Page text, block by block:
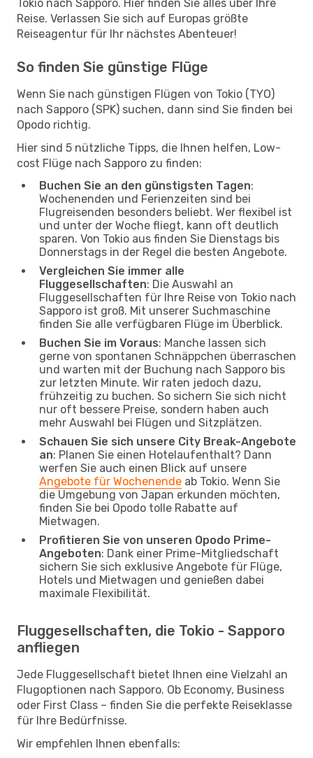
Tokio nach Sapporo. Hier finden Sie alles über Ihre
Reise. Verlassen Sie sich auf Europas größte
Reiseagentur für Ihr nächstes Abenteuer!
So finden Sie günstige Flüge
Wenn Sie nach günstigen Flügen von Tokio (TYO)
nach Sapporo (SPK) suchen, dann sind Sie finden bei
Opodo richtig.
Hier sind 5 nützliche Tipps, die Ihnen helfen, Low-
cost Flüge nach Sapporo zu finden:
Buchen Sie an den günstigsten Tagen:
Wochenenden und Ferienzeiten sind bei
Flugreisenden besonders beliebt. Wer flexibel ist
und unter der Woche fliegt, kann oft deutlich
sparen. Von Tokio aus finden Sie Dienstags bis
Donnerstags in der Regel die besten Angebote.
Vergleichen Sie immer alle
Fluggesellschaften: Die Auswahl an
Fluggesellschaften für Ihre Reise von Tokio nach
Sapporo ist groß. Mit unserer Suchmaschine
finden Sie alle verfügbaren Flüge im Überblick.
Buchen Sie im Voraus: Manche lassen sich
gerne von spontanen Schnäppchen überraschen
und warten mit der Buchung nach Sapporo bis
zur letzten Minute. Wir raten jedoch dazu,
frühzeitig zu buchen. So sichern Sie sich nicht
nur oft bessere Preise, sondern haben auch
mehr Auswahl bei Flügen und Sitzplätzen.
Schauen Sie sich unsere City Break-Angebote
an: Planen Sie einen Hotelaufenthalt? Dann
werfen Sie auch einen Blick auf unsere
Angebote für Wochenende ab Tokio. Wenn Sie
die Umgebung von Japan erkunden möchten,
finden Sie bei Opodo tolle Rabatte auf
Mietwagen.
Profitieren Sie von unseren Opodo Prime-
Angeboten: Dank einer Prime-Mitgliedschaft
sichern Sie sich exklusive Angebote für Flüge,
Hotels und Mietwagen und genießen dabei
maximale Flexibilität.
Fluggesellschaften, die Tokio - Sapporo
anfliegen
Jede Fluggesellschaft bietet Ihnen eine Vielzahl an
Flugoptionen nach Sapporo. Ob Economy, Business
oder First Class – finden Sie die perfekte Reiseklasse
für Ihre Bedürfnisse.
Wir empfehlen Ihnen ebenfalls: